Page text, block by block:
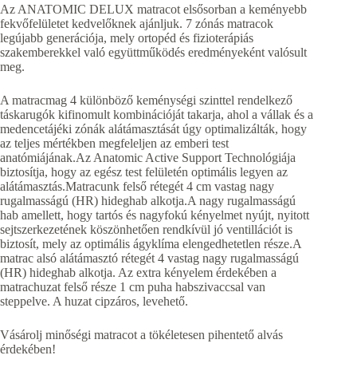
Az ANATOMIC DELUX matracot elsősorban a keményebb
fekvőfelületet kedvelőknek ajánljuk. 7 zónás matracok
legújabb generációja, mely ortopéd és fizioterápiás
szakemberekkel való együttműködés eredményeként valósult
meg.
A matracmag 4 különböző keménységi szinttel rendelkező
táskarugók kifinomult kombinációját takarja, ahol a vállak és a
medencetájéki zónák alátámasztását úgy optimalizálták, hogy
az teljes mértékben megfeleljen az emberi test
anatómiájának.Az Anatomic Active Support Technológiája
biztosítja, hogy az egész test felületén optimális legyen az
alátámasztás.Matracunk felső rétegét 4 cm vastag nagy
rugalmasságú (HR) hideghab alkotja.A nagy rugalmasságú
hab amellett, hogy tartós és nagyfokú kényelmet nyújt, nyitott
sejtszerkezetének köszönhetően rendkívül jó ventillációt is
biztosít, mely az optimális ágyklíma elengedhetetlen része.A
matrac alsó alátámasztó rétegét 4 vastag nagy rugalmasságú
(HR) hideghab alkotja. Az extra kényelem érdekében a
matrachuzat felső része 1 cm puha habszivaccsal van
steppelve. A huzat cipzáros, levehető.
Vásárolj minőségi matracot a tökéletesen pihentető alvás
érdekében!